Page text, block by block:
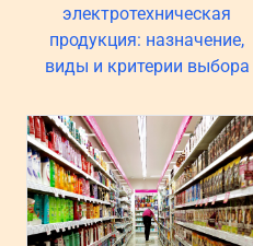
электротехническая
продукция: назначение,
виды и критерии выбора